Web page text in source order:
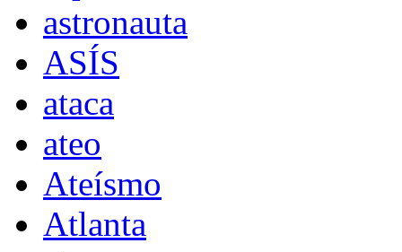
astronauta
ASÍS
ataca
ateo
Ateísmo
Atlanta